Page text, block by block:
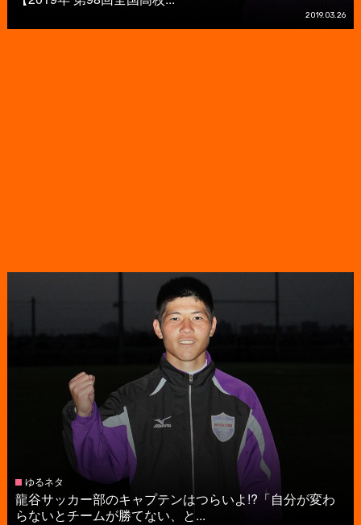
2019.03.26
ゆるネタ
龍谷サッカー部のキャプテンはつらいよ!?「自分が変わ
らないとチームが勝てない、と...